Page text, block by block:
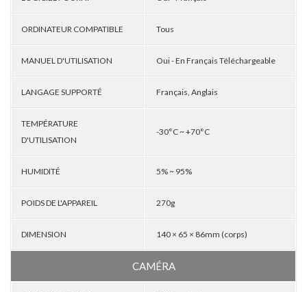
ORDINATEUR COMPATIBLE Tous
MANUEL D'UTILISATION Oui - En Français Téléchargeable
LANGAGE SUPPORTÉ Français, Anglais
TEMPÉRATURE
D'UTILISATION
-30°C ~ +70°C
HUMIDITÉ 5% ~ 95%
POIDS DE L'APPAREIL 270g
DIMENSION 140 × 65 × 86mm (corps)
CAMÉRA